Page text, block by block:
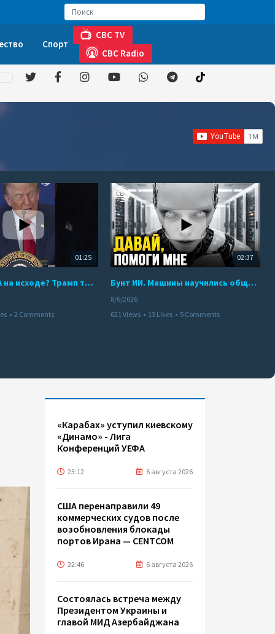
Спорт
CBC TV
CBC Radio
01:25
Арсенал США на исходе? Трамп требует объяснений
• 2 Comments
02:37
Бунт ИИ. Машины научились общаться
8/6/2026
621 Views • 13 Likes • 5 Comments
«Карабах» уступил киевскому
«Динамо» - Лига
Конференций УЕФА
23:12 6 августа 2026
США перенаправили 49
коммерческих судов после
возобновления блокады
портов Ирана — CENTCOM
22:46 6 августа 2026
Состоялась встреча между
Президентом Украины и
главой МИД Азербайджана